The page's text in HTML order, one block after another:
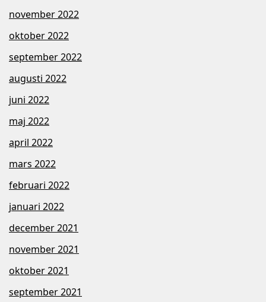
november 2022
oktober 2022
september 2022
augusti 2022
juni 2022
maj 2022
april 2022
mars 2022
februari 2022
januari 2022
december 2021
november 2021
oktober 2021
september 2021